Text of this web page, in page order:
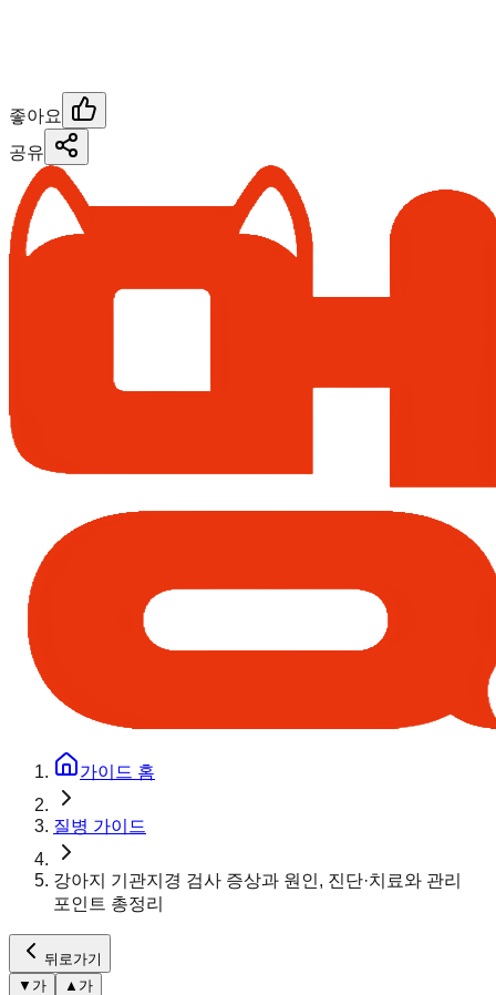
좋아요
공유
가이드 홈
질병 가이드
강아지 기관지경 검사 증상과 원인, 진단·치료와 관리
포인트 총정리
뒤로가기
▼ 가 ▲ 가